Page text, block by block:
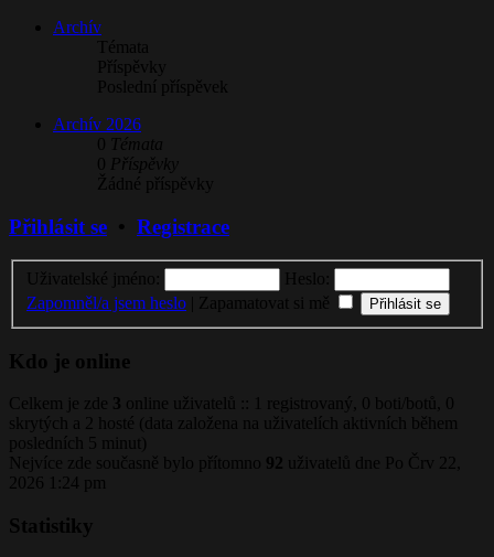
Archív
Témata
Příspěvky
Poslední příspěvek
Archív 2026
0 Témata
0 Příspěvky
Žádné příspěvky
Přihlásit se • Registrace
Uživatelské jméno:
Heslo:
Zapomněl/a jsem heslo
Zapamatovat si mě
Kdo je online
Celkem je zde 3 online uživatelů :: 1 registrovaný, 0 boti/botů, 0
skrytých a 2 hosté (data založena na uživatelích aktivních během
posledních 5 minut)
Nejvíce zde současně bylo přítomno 92 uživatelů dne Po Črv 22,
2026 1:24 pm
Statistiky